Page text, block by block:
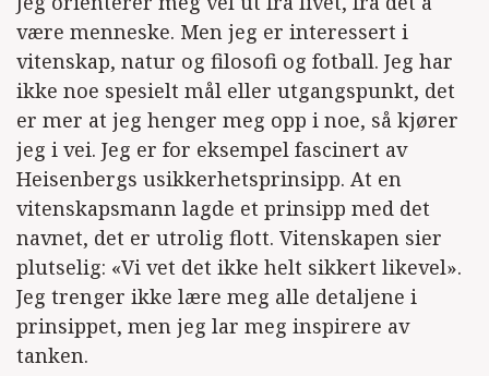
være menneske. Men jeg er interessert i
vitenskap, natur og filosofi og fotball. Jeg har
ikke noe spesielt mål eller utgangspunkt, det
er mer at jeg henger meg opp i noe, så kjører
jeg i vei. Jeg er for eksempel fascinert av
Heisenbergs usikkerhetsprinsipp. At en
vitenskapsmann lagde et prinsipp med det
navnet, det er utrolig flott. Vitenskapen sier
plutselig: «Vi vet det ikke helt sikkert likevel».
Jeg trenger ikke lære meg alle detaljene i
prinsippet, men jeg lar meg inspirere av
tanken.